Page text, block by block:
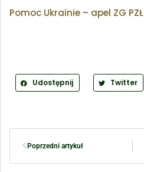
Pomoc Ukrainie – apel ZG PZŁ
Udostępnij Twitter
Poprzedni artykuł